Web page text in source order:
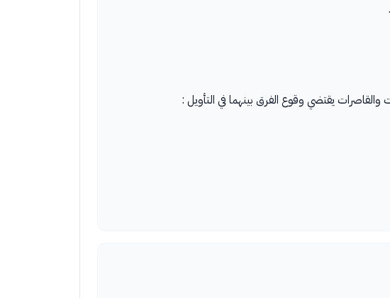
يقتضي وقوع الفرق بينهما في التأويل :